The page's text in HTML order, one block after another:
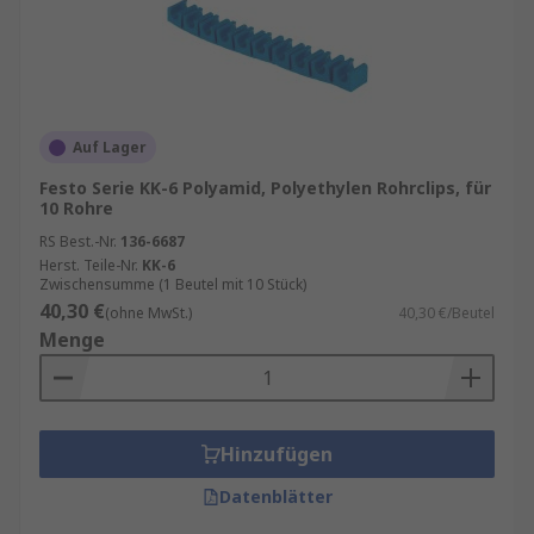
Leitungen zu stabilisieren und Vibrationen
oder Bewegungen zu verhindern.
: Auch im Bauwesen werden
verschiedenen Anwendungen sicher zu
fixieren. Sie kommen vor allem bei der
Installation von Heizungs-, Lüftungs- und
Klimaanlagen (HVAC) zum Einsatz.
Auf Lager
Festo Serie KK-6 Polyamid, Polyethylen Rohrclips, für
10 Rohre
RS Best.-Nr. 136-6687
Herst. Teile-Nr. KK-6
Zwischensumme (1 Beutel mit 10 Stück)
40,30 €(ohne MwSt.) 40,30 €/Beutel
Menge
Hinzufügen
Datenblätter